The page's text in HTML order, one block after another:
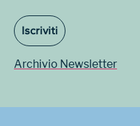
Iscriviti
Archivio Newsletter